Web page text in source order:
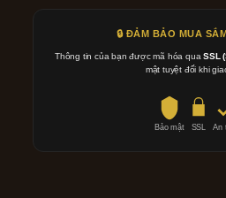
🔒 ĐẢM BẢO MUA
Thông tin của bạn được mã hóa quaSSL
mật tuyệt đối khi
Bảo mật SSL An